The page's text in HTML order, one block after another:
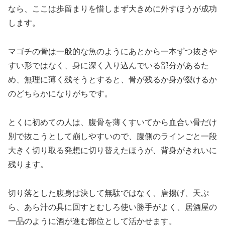
なら、ここは歩留まりを惜しまず大きめに外すほうが成功
します。
マゴチの骨は一般的な魚のようにあとから一本ずつ抜きや
すい形ではなく、身に深く入り込んでいる部分があるた
め、無理に薄く残そうとすると、骨が残るか身が裂けるか
のどちらかになりがちです。
とくに初めての人は、腹骨を薄くすいてから血合い骨だけ
別で抜こうとして崩しやすいので、腹側のラインごと一段
大きく切り取る発想に切り替えたほうが、背身がきれいに
残ります。
切り落とした腹身は決して無駄ではなく、唐揚げ、天ぷ
ら、あら汁の具に回すとむしろ使い勝手がよく、居酒屋の
一品のように酒が進む部位として活かせます。